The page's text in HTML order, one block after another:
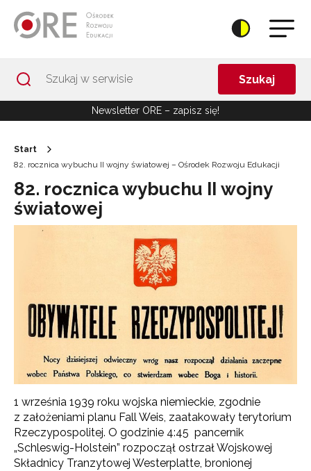
Szukaj
Newsletter ORE – zapisz się!
Start
82. rocznica wybuchu II wojny światowej – Ośrodek Rozwoju Edukacji
82. rocznica wybuchu II wojny
światowej
1 września 1939 roku wojska niemieckie, zgodnie
z założeniami planu Fall Weis, zaatakowały terytorium
Rzeczypospolitej. O godzinie 4:45 pancernik
„Schleswig-Holstein” rozpoczął ostrzał Wojskowej
Składnicy Tranzytowej Westerplatte, bronionej